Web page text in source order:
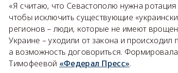
«Я считаю, что Севастополю нужна
чтобы исключить существующие
регионов – люди, которые не имеют
Украине – уходили от закона и
а возможность договориться.
Тимофеевой «Федерал Пресс».